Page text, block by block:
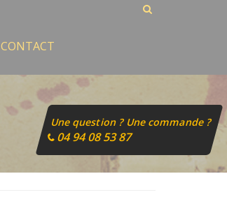
CONTACT
Une question ? Une commande ?
04 94 08 53 87